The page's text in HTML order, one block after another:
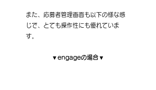
また、応募者管理画面も以下の様な感
じで、とても操作性にも優れていま
す。
▼engageの場合▼